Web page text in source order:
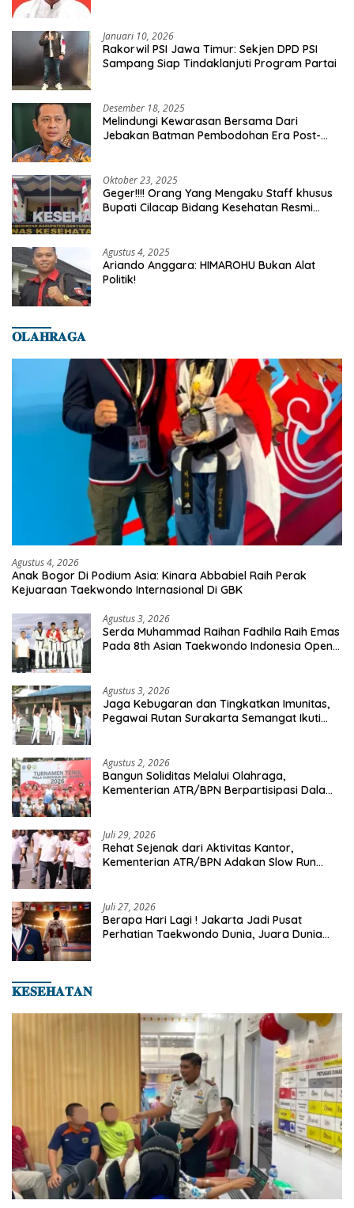
Januari 10, 2026
Rakorwil PSI Jawa Timur: Sekjen DPD PSI
Sampang Siap Tindaklanjuti Program Partai
Desember 18, 2025
Melindungi Kewarasan Bersama Dari
Jebakan Batman Pembodohan Era Post-
Oktober 23, 2025
Geger!!!! Orang Yang Mengaku Staff khusus
Bupati Cilacap Bidang Kesehatan Resmi
Agustus 4, 2025
Ariando Anggara: HIMAROHU Bukan Alat
Politik!
𝐎𝐋𝐀𝐇𝐑𝐀𝐆𝐀
Agustus 4, 2026
Anak Bogor Di Podium Asia: Kinara Abbabiel Raih Perak
Kejuaraan Taekwondo Internasional Di GBK
Agustus 3, 2026
Serda Muhammad Raihan Fadhila Raih Emas
Pada 8th Asian Taekwondo Indonesia Open
Agustus 3, 2026
Jaga Kebugaran dan Tingkatkan Imunitas,
Pegawai Rutan Surakarta Semangat Ikuti
Agustus 2, 2026
Bangun Soliditas Melalui Olahraga,
Kementerian ATR/BPN Berpartisipasi Dalam
Juli 29, 2026
Rehat Sejenak dari Aktivitas Kantor,
Kementerian ATR/BPN Adakan Slow Run
Juli 27, 2026
Berapa Hari Lagi ! Jakarta Jadi Pusat
Perhatian Taekwondo Dunia, Juara Dunia
𝐊𝐄𝐒𝐄𝐇𝐀𝐓𝐀𝐍